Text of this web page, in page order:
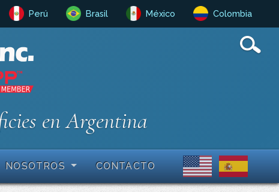
Perú Brasil México Colombia
en Argentina
NOSOTROS CONTACTO